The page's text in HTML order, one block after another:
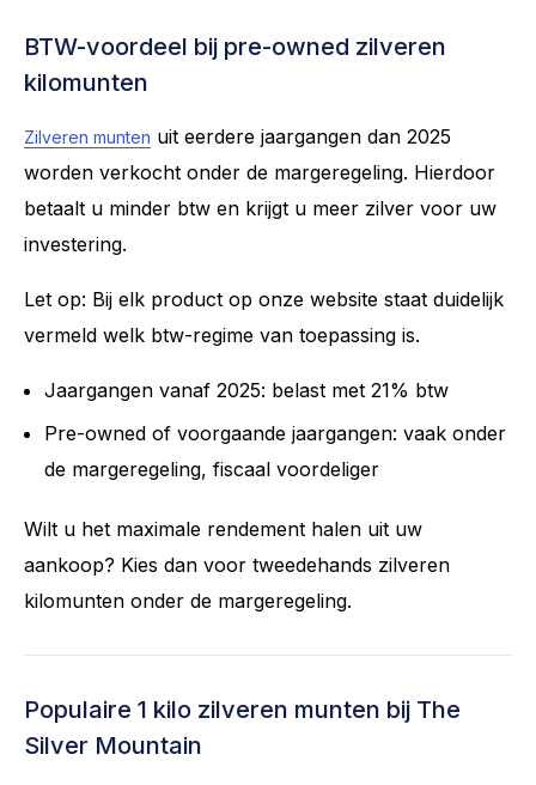
BTW-voordeel bij pre-owned zilveren
kilomunten
Zilveren munten uit eerdere jaargangen dan 2025
worden verkocht onder de margeregeling. Hierdoor
betaalt u minder btw en krijgt u meer zilver voor uw
investering.
Let op: Bij elk product op onze website staat duidelijk
vermeld welk btw-regime van toepassing is.
Jaargangen vanaf 2025: belast met 21% btw
Pre-owned of voorgaande jaargangen: vaak onder
de margeregeling, fiscaal voordeliger
Wilt u het maximale rendement halen uit uw
aankoop? Kies dan voor tweedehands zilveren
kilomunten onder de margeregeling.
Populaire 1 kilo zilveren munten bij The
Silver Mountain